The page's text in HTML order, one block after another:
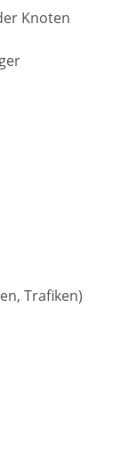
Knoten
Trafiken)